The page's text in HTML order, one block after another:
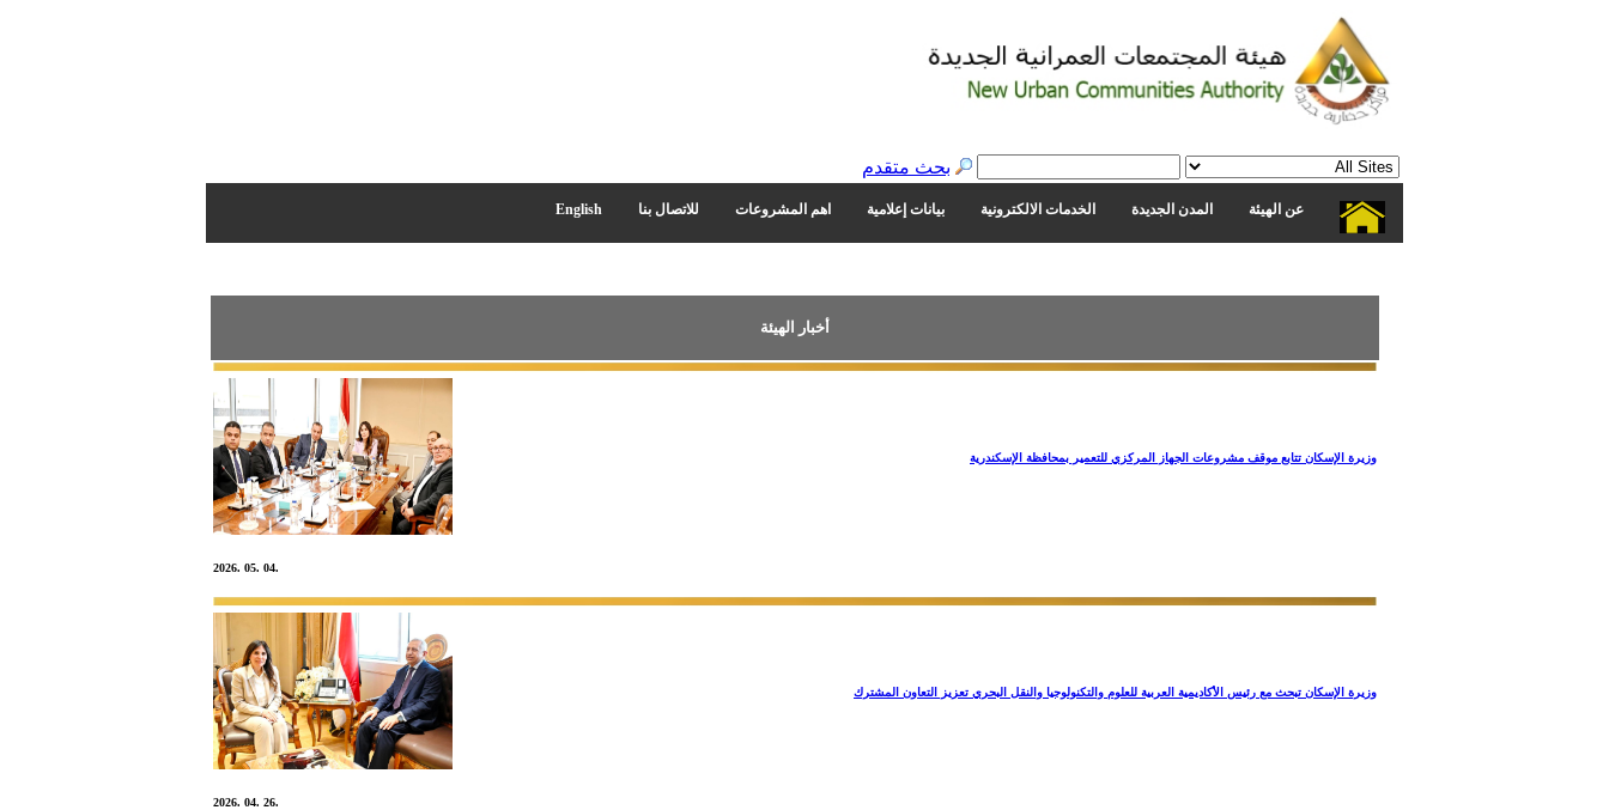
بحث متقدم
عن الهيئة المدن الجديدة الخدمات الالكترونية بيانات إعلامية اهم المشروعات للاتصال بنا English
أخبار الهيئة
وزيرة الإسكان تتابع موقف مشروعات الجهاز المركزي للتعمير بمحافظة الإسكندرية
2026. 05. 04.
وزيرة الإسكان تبحث مع رئيس الأكاديمية العربية للعلوم والتكنولوجيا والنقل البحري تعزيز التعاون المشترك
2026. 04. 26.